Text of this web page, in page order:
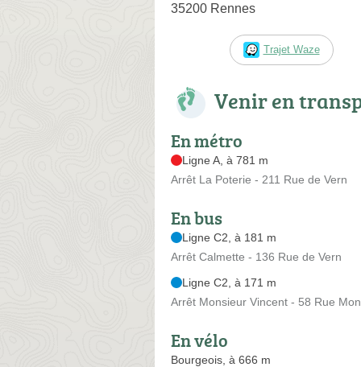
35200 Rennes
Trajet Waze
Venir en
En métro
Ligne A, à 781 m
Arrêt La Poterie - 211 Rue de Vern
En bus
Ligne C2, à 181 m
Arrêt Calmette - 136 Rue de Vern
Ligne C2, à 171 m
Arrêt Monsieur Vincent - 58 Rue
En vélo
Bourgeois, à 666 m